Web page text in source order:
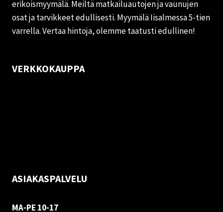
erikoismyymälä. Meiltä matkailuautojen ja vaunujen
osat ja tarvikkeet edullisesti. Myymälä Iisalmessa 5-tien
varrella. Vertaa hintoja, olemme taatusti edullinen!
VERKKOKAUPPA
ASIAKASPALVELU
MA-PE 10-17